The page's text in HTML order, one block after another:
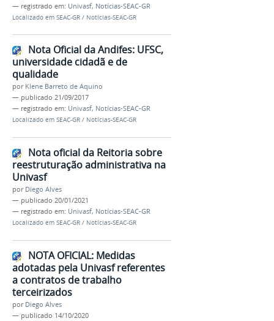
— registrado em: Univasf, Notícias-SEAC-GR
Localizado em SEAC-GR / Notícias-SEAC-GR
Nota Oficial da Andifes: UFSC,
universidade cidadã e de
qualidade
por Klene Barreto de Aquino
— publicado 21/09/2017
— registrado em: Univasf, Notícias-SEAC-GR
Localizado em SEAC-GR / Notícias-SEAC-GR
Nota oficial da Reitoria sobre
reestruturação administrativa na
Univasf
por Diego Alves
— publicado 20/01/2021
— registrado em: Univasf, Notícias-SEAC-GR
Localizado em SEAC-GR / Notícias-SEAC-GR
NOTA OFICIAL: Medidas
adotadas pela Univasf referentes
a contratos de trabalho
terceirizados
por Diego Alves
— publicado 14/10/2020